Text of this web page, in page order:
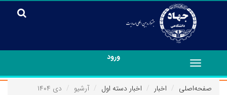
ورود
Toggle
navigation
صفحه‌اصلی
اخبار اخبار دسته اول آرشیو دی ۱۴۰۴